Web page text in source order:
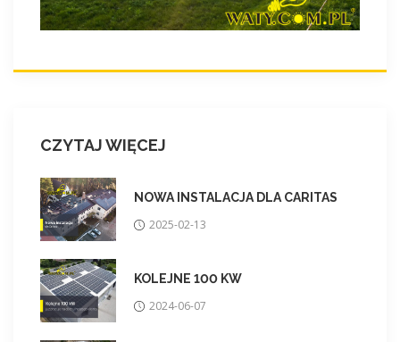
CZYTAJ WIĘCEJ
NOWA INSTALACJA DLA CARITAS
2025-02-13
KOLEJNE 100 KW
2024-06-07